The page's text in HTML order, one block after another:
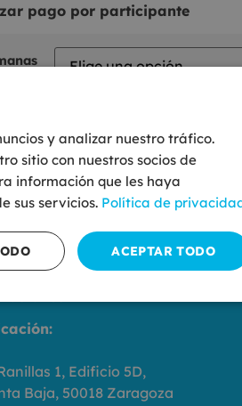
pago por participante
al carrito
1, Edificio 5D,
Baja, 50018 Zaragoza
y analizar nuestro tráfico.
sitio con nuestros socios de
información que les haya
sus servicios. Política de
ACEPTAR TODO